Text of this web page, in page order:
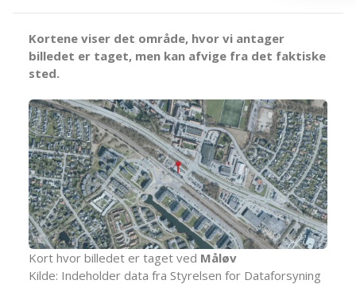
Kortene viser det område, hvor vi antager
billedet er taget, men kan afvige fra det faktiske
sted.
Kort hvor billedet er taget ved Måløv
Kilde: Indeholder data fra Styrelsen for Dataforsyning